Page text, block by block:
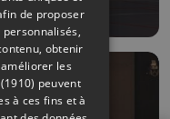
de proposer
obtenir
les
peuvent
à ces fins et à